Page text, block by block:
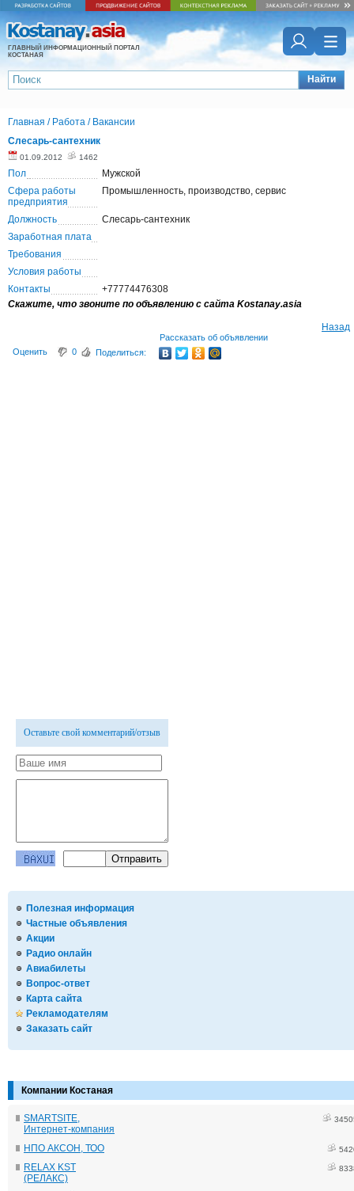
ГЛАВНЫЙ ИНФОРМАЦИОННЫЙ ПОРТАЛ
КОСТАНАЯ
Найти
Полезная информация
Частные объявления
Акции
Радио онлайн
Авиабилеты
Вопрос-ответ
Карта сайта
Рекламодателям
Заказать сайт
Компании Костаная
SMARTSITE,
Интернет-компания
НПО АКСОН, ТОО
RELAX KST
(РЕЛАКС)
Главная / Работа / Вакансии
Слесарь-сантехник
01.09.2012 1462
Пол
Мужской
Сфера работы
предприятия
Промышленность, производство, сервис
Должность
Слесарь-сантехник
Заработная плата
Требования
Условия работы
Контакты
+77774476308
Скажите, что звоните по объявлению с сайта Kostanay.asia
Назад
Рассказать об объявлении
Оценить
0 Поделиться:
Оставьте свой комментарий/отзыв